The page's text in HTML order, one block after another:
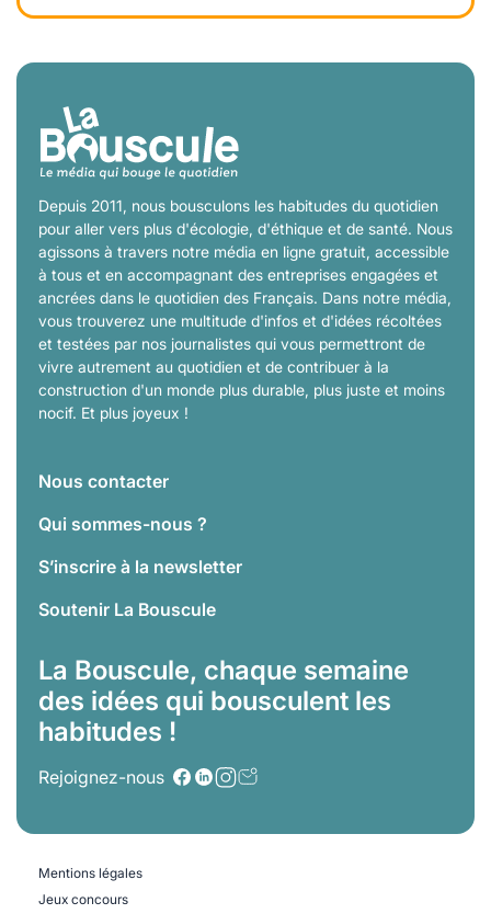
Depuis 2011, nous bousculons les habitudes du quotidien
pour aller vers plus d'écologie, d'éthique et de santé. Nous
agissons à travers notre média en ligne gratuit, accessible
à tous et en accompagnant des entreprises engagées et
ancrées dans le quotidien des Français. Dans notre média,
vous trouverez une multitude d'infos et d'idées récoltées
et testées par nos journalistes qui vous permettront de
vivre autrement au quotidien et de contribuer à la
construction d'un monde plus durable, plus juste et moins
nocif. Et plus joyeux !
Nous contacter
Qui sommes-nous ?
S’inscrire à la newsletter
Soutenir La Bouscule
La Bouscule, chaque semaine
des idées qui bousculent les
habitudes !
Rejoignez-nous
Mentions légales
Jeux concours